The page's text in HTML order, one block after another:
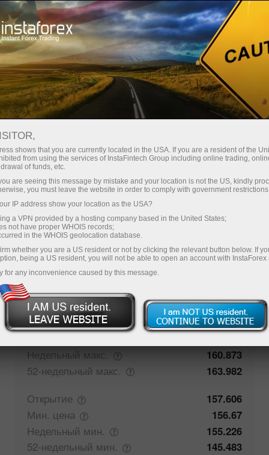
Трейдерлар учун
Савдо шартлари
USDJPY.fx
157.568 (%) 07 Aug 2026 19:08
Купить
157.568
157.561
Мнение трейдеров
Закрытие
157.606
Недельный макс.
160.873
52-недельный макс.
163.982
Открытие
157.606
Мин. цена
156.67
Недельный мин.
155.226
52-недельный мин. 145.483
shows that you are currently located in the USA. If you are a resident of the
from using the services of InstaFintech Group including online trading,
of funds, etc.
are seeing this message by mistake and your location is not the US, kindly
you must leave the website in order to comply with government
IP address show your location as the USA?
a VPN provided by a hosting company based in the United States;
not have proper WHOIS records;
in the WHOIS geolocation database.
whether you are a US resident or not by clicking the relevant button below. If
being a US resident, you will not be able to open an account with InstaForex
for any inconvenience caused by this message.